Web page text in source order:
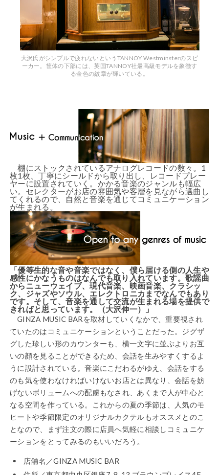
大沢氏がシンプルで疲れないというTANNOY Westminsterのスピ
ーカー。筐体の下部には、英国TANNOY社最高級モデルを象徴す
る金色の紋章が輝いている。
棚にストックされているアナログレコードの数々。1
枚1枚、丁寧にシールドから取り出し、レコードプレー
ヤーに設置されていく。かかる音楽のジャンルも幅広
い。セレクターがお店の雰囲気や客層を見ながら選曲し
てくれるので、自然と音楽を通じてコミュニケーション
が生まれる。
「優等生的な音や音楽ではなく、僕ら届ける側の人生や
感性にかなうものはなんでも取り入れています。歌謡曲
からニューウェイブ、現代音楽、映画音楽、クラシッ
ク、ジャズやソウル、エレクトロニカまでなんでもあり
です。そして、音楽を通して交流が生まれる場を提供で
きればと思っています。（大沢伸一）」
GINZA MUSIC BARを取材していくなかで、重要視され
ていたのはコミュニケーションということだった。ジグザ
グした珍しい形のカウンターも、横一文字に並ぶよりお互
いの顔を見ることができるため、会話を生みやすくするよ
うに設計されている。音楽にこだわるがゆえ、会話をする
のも気を使わなければいけないお店とは異なり、会話を妨
げないボリュームへの配慮もなされ、あくまで人が中心と
なる空間を作っている。これからの夏の季節は、人気のモ
ヒートや季節限定のオリジナルカクテルもオススメとのこ
となので、まず注文の際に店員へ気軽に相談しコミュニケ
ーションをとってみるのもいいだろう。
店舗名／GINZA MUSIC BAR